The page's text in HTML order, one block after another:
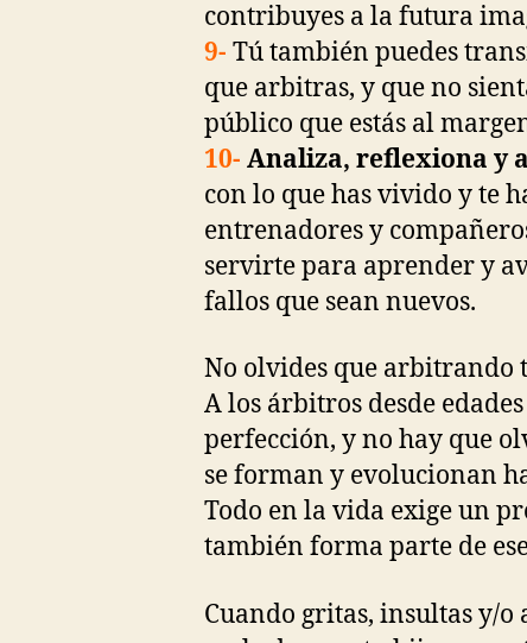
contribuyes a la futura
9- Tú también puedes
que arbitras, y que no
público que estás al
10- Analiza, reflexiona y
con lo que has vivido y te
entrenadores y
servirte para aprender y
fallos que sean nuevos.
No olvides que arbitrando
A los árbitros desde
perfección, y no hay que
se forman y evolucionan
Todo en la vida exige un
también forma parte de
Cuando gritas, insultas y/